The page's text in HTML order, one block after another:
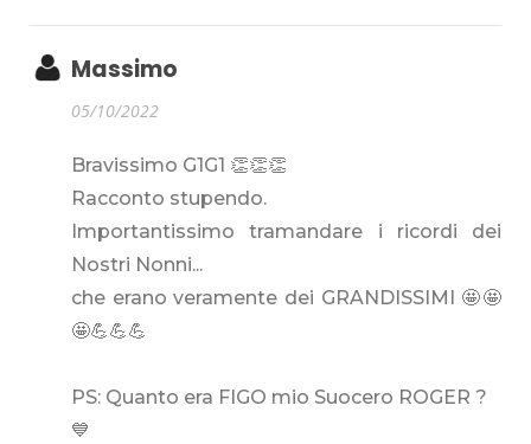
Massimo
05/10/2022
Bravissimo G1G1 👏👏👏
Racconto stupendo.
Importantissimo tramandare i ricordi dei
Nostri Nonni...
che erano veramente dei GRANDISSIMI 🤩🤩
🤩💪💪💪
PS: Quanto era FIGO mio Suocero ROGER ?
💙